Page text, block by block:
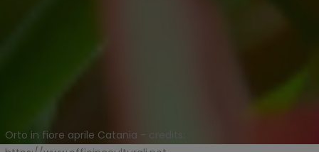
Orto in fiore aprile Catania - credits: